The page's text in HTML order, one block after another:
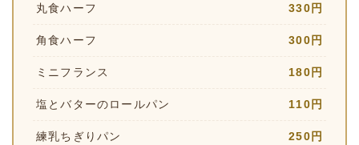
丸食ハーフ 330円
角食ハーフ 300円
ミニフランス 180円
塩とバターのロールパン 110円
練乳ちぎりパン 250円